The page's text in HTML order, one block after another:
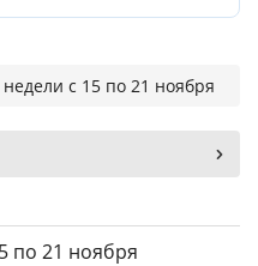
с 15 по 21 ноября
по 21 ноября